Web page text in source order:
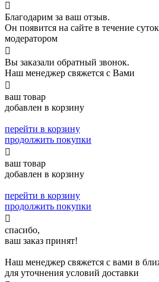

Благодарим за ваш отзыв.
Он появится на сайте в течение
модератором

Вы заказали обратный звонок.
Наш менеджер свяжется с Вами

ваш товар
добавлен в корзину
перейти в корзину
продолжить покупки

ваш товар
добавлен в корзину
перейти в корзину
продолжить покупки

спасибо,
ваш заказ принят!
Наш менеджер свяжется с вами в
для уточнения условий доставки